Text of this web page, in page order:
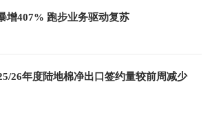
增407% 跑步业务驱动复苏
26年度陆地棉净出口签约量较前周减少